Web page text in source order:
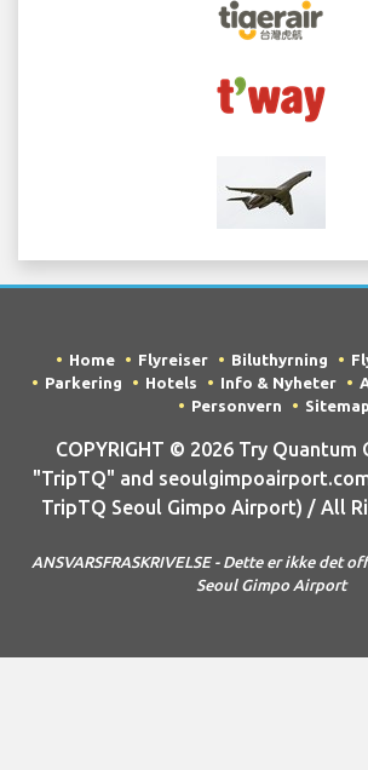
Home Flyreiser Biluthyrning
Parkering
Hotels Info & Nyheter
Personvern
Sitemap
COPYRIGHT © 2026 Try Quantum
"TripTQ" and
TripTQ Seoul Gimpo Airport) / All
ANSVARSFRASKRIVELSE - Dette er ikke det
Seoul Gimpo Airport